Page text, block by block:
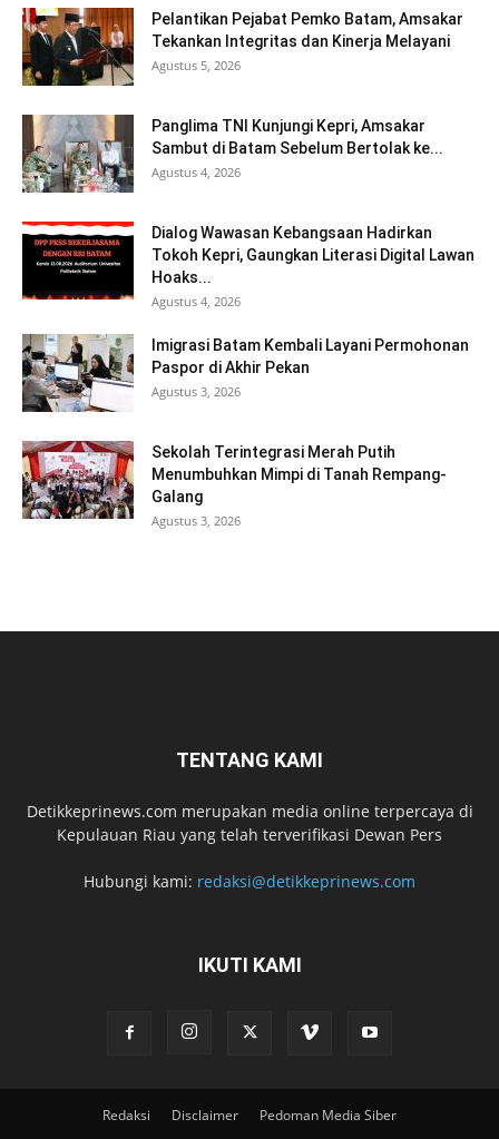
Pelantikan Pejabat Pemko Batam, Amsakar
Tekankan Integritas dan Kinerja Melayani
Agustus 5, 2026
Panglima TNI Kunjungi Kepri, Amsakar
Sambut di Batam Sebelum Bertolak ke...
Agustus 4, 2026
Dialog Wawasan Kebangsaan Hadirkan
Tokoh Kepri, Gaungkan Literasi Digital Lawan
Hoaks...
Agustus 4, 2026
Imigrasi Batam Kembali Layani Permohonan
Paspor di Akhir Pekan
Agustus 3, 2026
Sekolah Terintegrasi Merah Putih
Menumbuhkan Mimpi di Tanah Rempang-
Galang
Agustus 3, 2026
TENTANG KAMI
Detikkeprinews.com merupakan media online terpercaya di
Kepulauan Riau yang telah terverifikasi Dewan Pers
Hubungi kami: redaksi@detikkeprinews.com
IKUTI KAMI
Redaksi Disclaimer Pedoman Media Siber